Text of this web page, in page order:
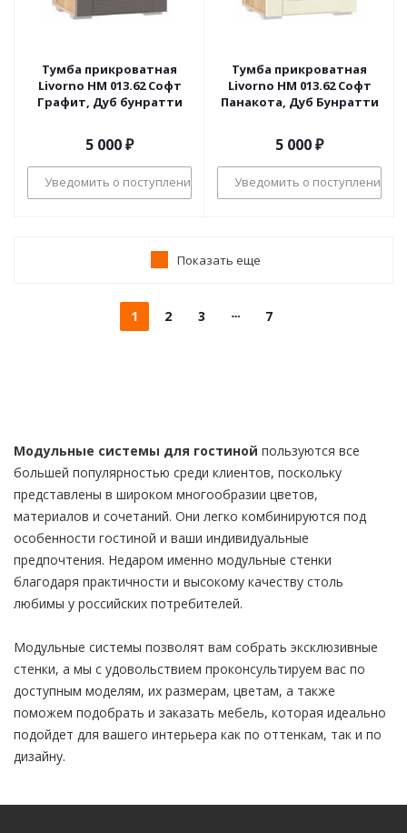
Тумба прикроватная
Livorno НМ 013.62 Софт
Графит, Дуб бунратти
5 000₽
Уведомить о поступлении
Тумба прикроватная
Livorno НМ 013.62 Софт
Панакота, Дуб Бунратти
5 000₽
Уведомить о поступлении
Показать еще
1 2 3 7
Модульные системы для гостиной пользуются все
большей популярностью среди клиентов, поскольку
представлены в широком многообразии цветов,
материалов и сочетаний. Они легко комбинируются под
особенности гостиной и ваши индивидуальные
предпочтения. Недаром именно модульные стенки
благодаря практичности и высокому качеству столь
любимы у российских потребителей.
Модульные системы позволят вам собрать эксклюзивные
стенки, а мы с удовольствием проконсультируем вас по
доступным моделям, их размерам, цветам, а также
поможем подобрать и заказать мебель, которая идеально
подойдет для вашего интерьера как по оттенкам, так и по
дизайну.